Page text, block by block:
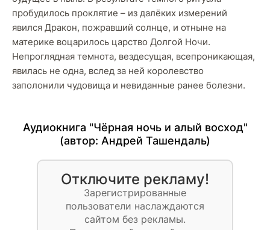
пробудилось проклятие – из далёких измерений
явился Дракон, пожравший солнце, и отныне на
материке воцарилось царство Долгой Ночи.
Непроглядная темнота, вездесущая, всепроникающая,
явилась не одна, вслед за ней королевство
заполонили чудовища и невиданные ранее болезни.
Аудиокнига "Чёрная ночь и алый восход"
(автор: Андрей Ташендаль)
Отключите рекламу!
Зарегистрированные
пользователи наслаждаются
сайтом без рекламы.